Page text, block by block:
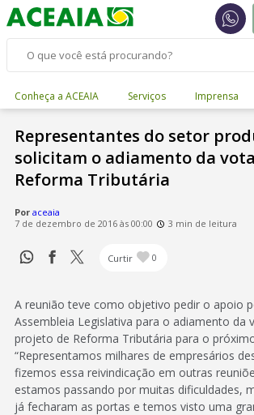
Conheça a ACEAIA Serviços Imprensa
Representantes do setor
solicitam o adiamento da
Reforma Tributária
Por aceaia
7 de dezembro de 2016 às 00:00
3 min de leitura
Curtir 0
A reunião teve como objetivo pedir o apoio
Assembleia Legislativa para o adiamento da
projeto de Reforma Tributária para o
“Representamos milhares de empresários
fizemos essa reivindicação em outras
estamos passando por muitas dificuldades,
já fecharam as portas e temos visto uma